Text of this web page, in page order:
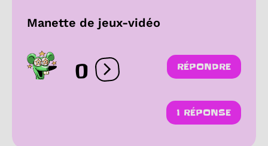
Manette de jeux-vidéo
0 Ouvrir les réactions
RÉPONDRE
1 RÉPONSE